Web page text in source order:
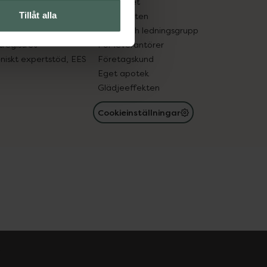
Tillåt alla
in gammal medicin
läkemedel
expertstöd, EES
Samarbeten
Ägare och ledningsgrupp
För leverantörer
Företagskund
Eget apotek
Glädjeeffekten
Cookieinställningar